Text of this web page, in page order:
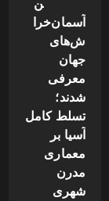
آسمان‌خرا
ش‌های
جهان
معرفی
شدند؛
تسلط کامل
آسیا بر
معماری
مدرن
شهری